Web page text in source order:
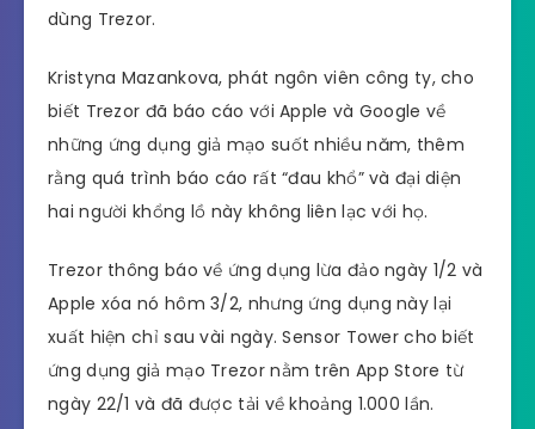
dùng Trezor.
Kristyna Mazankova, phát ngôn viên công ty, cho
biết Trezor đã báo cáo với Apple và Google về
những ứng dụng giả mạo suốt nhiều năm, thêm
rằng quá trình báo cáo rất “đau khổ” và đại diện
hai người khổng lồ này không liên lạc với họ.
Trezor thông báo về ứng dụng lừa đảo ngày 1/2 và
Apple xóa nó hôm 3/2, nhưng ứng dụng này lại
xuất hiện chỉ sau vài ngày. Sensor Tower cho biết
ứng dụng giả mạo Trezor nằm trên App Store từ
ngày 22/1 và đã được tải về khoảng 1.000 lần.